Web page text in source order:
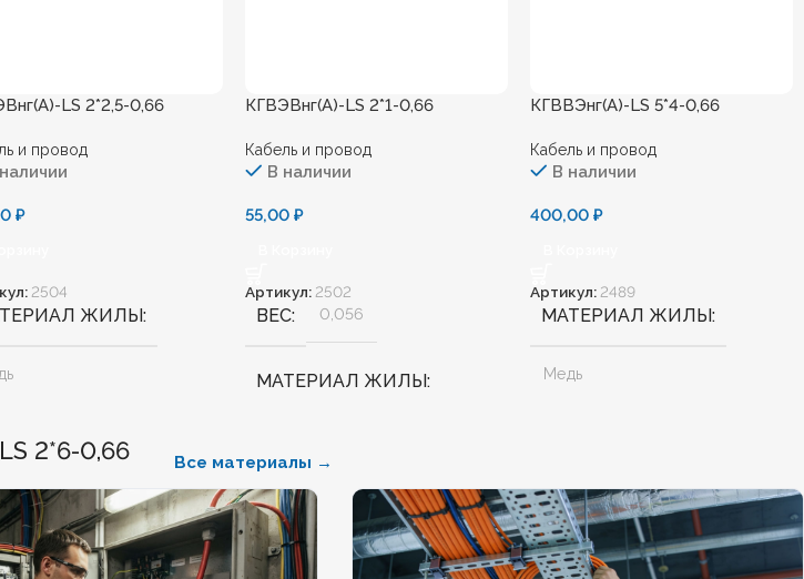
LS 2*2,5-0,66
и провод
₽
2504
ЖИЛЫ
Нет
ТПЖ 2,5
КГВЭВнг(А)-LS 2*1-0,66
Кабель и провод
В наличии
55,00₽
Артикул: 2502
ВЕС 0,056
МАТЕРИАЛ ЖИЛЫ
БЕЗГАЛОГЕННЫЙ Нет
ХЛАДОСТОЙКИЙ Нет
КГВВЭнг(А)-LS 5*4-0,66
Кабель и провод
В наличии
400,00₽
Артикул: 2489
МАТЕРИАЛ ЖИЛЫ
Медь
ХЛАДОСТОЙКИЙ Нет
СЕЧЕНИЕ ТПЖ 4
2*6-0,66 Все материалы →